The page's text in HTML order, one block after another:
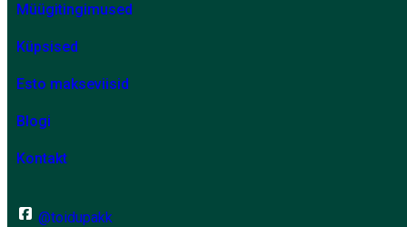
Müügitingimused
Küpsised
Esto makseviisid
Blogi
Kontakt
@toidupakk